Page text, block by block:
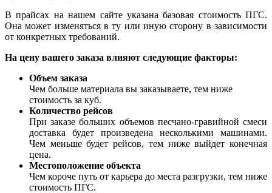
В прайсах на нашем сайте указана базовая стоимость ПГС.
Она может изменяться в ту или иную сторону в зависимости
от конкретных требований.
На цену вашего заказа влияют следующие факторы:
Объем заказа
Чем больше материала вы заказываете, тем ниже
стоимость за куб.
Количество рейсов
При заказе больших объемов песчано-гравийной смеси
доставка будет произведена несколькими машинами.
Чем меньше будет рейсов, тем ниже выйдет конечная
цена.
Местоположение объекта
Чем короче путь от карьера до места разгрузки, тем ниже
стоимость ПГС.